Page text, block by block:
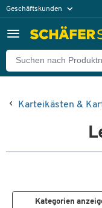
Geschäftskunden
Karteikästen &
Kategorien